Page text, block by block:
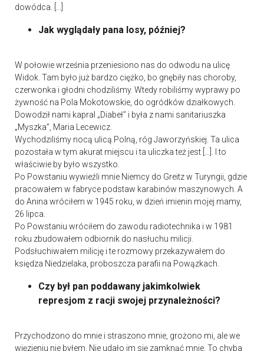
dowódca. [...]
Jak wyglądały pana losy, później?
W połowie września przeniesiono nas do odwodu na ulicę
Widok. Tam było już bardzo ciężko, bo gnębiły nas choroby,
czerwonka i głodni chodziliśmy. Wtedy robiliśmy wyprawy po
żywność na Pola Mokotowskie, do ogródków działkowych.
Dowodził nami kapral „Diabeł” i była z nami sanitariuszka
„Myszka”, Maria Lecewicz.
Wychodziliśmy nocą ulicą Polną, róg Jaworzyńskiej. Ta ulica
pozostała w tym akurat miejscu i ta uliczka też jest […]. I to
właściwie by było wszystko.
Po Powstaniu wywieźli mnie Niemcy do Greitz w Turyngii, gdzie
pracowałem w fabryce podstaw karabinów maszynowych. A
do Anina wróciłem w 1945 roku, w dzień imienin mojej mamy,
26 lipca.
Po Powstaniu wróciłem do zawodu radiotechnika i w 1981
roku zbudowałem odbiornik do nasłuchu milicji.
Podsłuchiwałem milicję i te rozmowy przekazywałem do
księdza Niedzielaka, proboszcza parafii na Powązkach.
Czy był pan poddawany jakimkolwiek
represjom z racji swojej przynależności?
Przychodzono do mnie i straszono mnie, grożono mi, ale we
więzieniu nie byłem. Nie udało im się zamknąć mnie. To chyba